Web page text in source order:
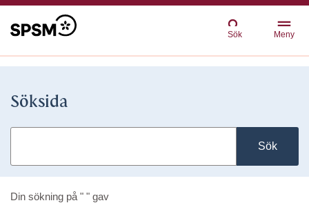
Sök Meny
Söksida
Sök
Din sökning på " " gav